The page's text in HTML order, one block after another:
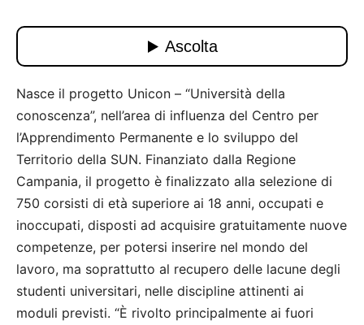
Nasce il progetto Unicon – “Università della
conoscenza”, nell’area di influenza del Centro per
l’Apprendimento Permanente e lo sviluppo del
Territorio della SUN. Finanziato dalla Regione
Campania, il progetto è finalizzato alla selezione di
750 corsisti di età superiore ai 18 anni, occupati e
inoccupati, disposti ad acquisire gratuitamente nuove
competenze, per potersi inserire nel mondo del
lavoro, ma soprattutto al recupero delle lacune degli
studenti universitari, nelle discipline attinenti ai
moduli previsti. “È rivolto principalmente ai fuori